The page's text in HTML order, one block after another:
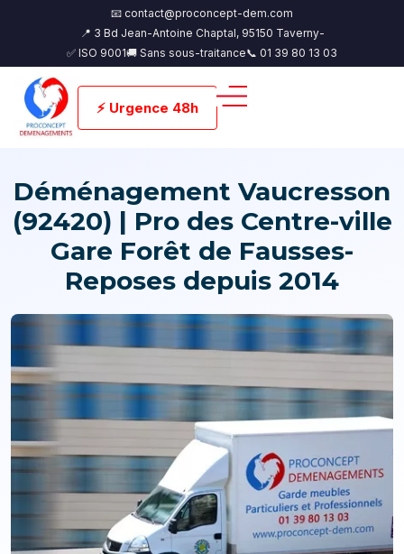
📧 contact@proconcept-dem.com
📍 3 Bd Jean-Antoine Chaptal, 95150 Taverny-
✅ ISO 9001🚚 Sans sous-traitance📞 01 39 80 13 03
⚡ Urgence 48h
Déménagement Vaucresson
(92420) | Pro des Centre-ville
Gare Forêt de Fausses-
Reposes depuis 2014